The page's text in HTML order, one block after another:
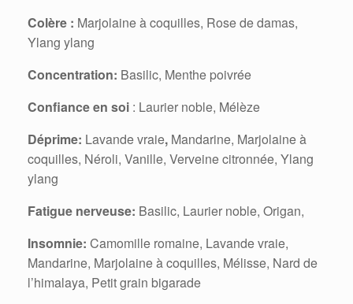
Colère : Marjolaine à coquilles, Rose de damas,
Ylang ylang
Concentration: Basilic, Menthe poivrée
Confiance en soi : Laurier noble, Mélèze
Déprime: Lavande vraie, Mandarine, Marjolaine à
coquilles, Néroli, Vanille, Verveine citronnée, Ylang
ylang
Fatigue nerveuse: Basilic, Laurier noble, Origan,
Insomnie: Camomille romaine, Lavande vraie,
Mandarine, Marjolaine à coquilles, Mélisse, Nard de
l’himalaya, Petit grain bigarade